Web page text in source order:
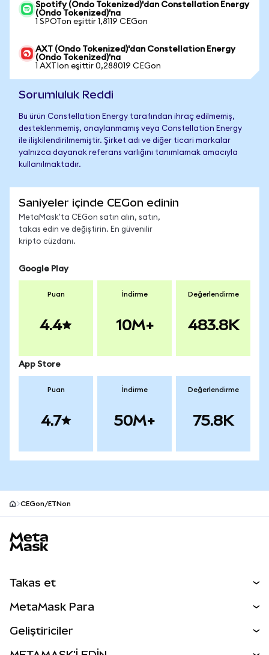
Spotify (Ondo Tokenized)'dan Constellation Energy
(Ondo Tokenized)'na
1 SPOTon eşittir 1,8119 CEGon
AXT (Ondo Tokenized)'dan Constellation Energy
(Ondo Tokenized)'na
1 AXTIon eşittir 0,288019 CEGon
Sorumluluk Reddi
Bu ürün Constellation Energy tarafından ihraç edilmemiş,
desteklenmemiş, onaylanmamış veya Constellation Energy
ile ilişkilendirilmemiştir. Şirket adı ve diğer ticari markalar
yalnızca dayanak referans varlığını tanımlamak amacıyla
kullanılmaktadır.
Saniyeler içinde CEGon edinin
MetaMask'ta CEGon satın alın, satın,
takas edin ve değiştirin. En güvenilir
kripto cüzdanı.
Google Play
Puan
4.4
İndirme
10M+
Değerlendirme
483.8K
App Store
Puan
4.7
İndirme
50M+
Değerlendirme
75.8K
CEGon/ETNon
Takas et
Perps
MetaMask Para
Geliştiriciler